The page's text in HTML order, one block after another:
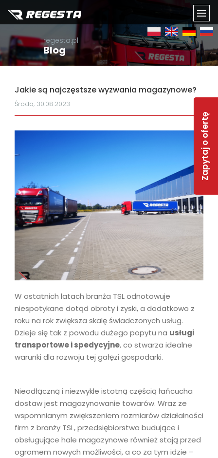
Zapytaj o ofertę
regesta.pl
Blog
Jakie są najczęstsze wyzwania magazynowe?
Środa, 30.08.2023
W ostatnich latach branża TSL odnotowuje
niespotykane dotąd obroty i zyski, a dodatkowo z
roku na rok zwiększa skalę świadczonych usług.
Dzieje się tak z powodu dużego popytu na usługi
transportowe i spedycyjne, co stwarza idealne
warunki dla rozwoju tej gałęzi gospodarki.
Nieodłączną i niezwykle istotną częścią łańcucha
dostaw jest magazynowanie towarów. Wraz ze
wspomnianym zwiększeniem rozmiarów działalności
firm z branży TSL, przedsiębiorstwa budujące i
obsługujące hale magazynowe również stają przed
ogromem nowych możliwości, a co za tym idzie –